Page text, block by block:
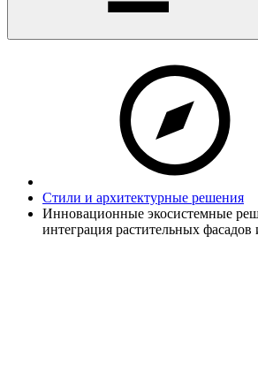
Стили и архитектурные решения
Инновационные экосистемные
интеграция растительных